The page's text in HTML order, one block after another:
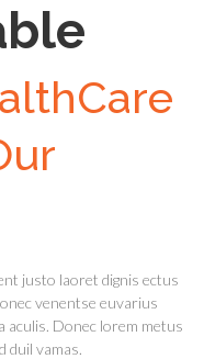
justo laoret dignis ectus
venentse euvarius
aculis. Donec lorem metus
duil vamas.